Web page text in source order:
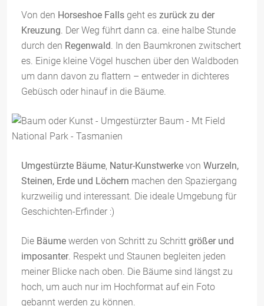
Von den Horseshoe Falls geht es zurück zu der
Kreuzung . Der Weg führt dann ca. eine halbe Stunde
durch den Regenwald . In den Baumkronen zwitschert
es. Einige kleine Vögel huschen über den Waldboden
um dann davon zu flattern – entweder in dichteres
Gebüsch oder hinauf in die Bäume.
Umgestürzte Bäume, Natur-Kunstwerke von Wurzeln,
Steinen, Erde und Löchern machen den Spaziergang
kurzweilig und interessant. Die ideale Umgebung für
Geschichten-Erfinder :)
Die Bäume werden von Schritt zu Schritt größer und
imposanter. Respekt und Staunen begleiten jeden
meiner Blicke nach oben. Die Bäume sind längst zu
hoch, um auch nur im Hochformat auf ein Foto
gebannt werden zu können.